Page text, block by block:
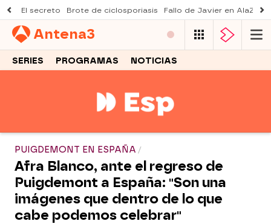
El secreto Brote de ciclosporiasis Fallo de Javier en AlaZ
Antena3
SERIES PROGRAMAS NOTICIAS
PUIGDEMONT EN ESPAÑA
Afra Blanco, ante el regreso de
Puigdemont a España: "Son una
imágenes que dentro de lo que
cabe podemos celebrar"